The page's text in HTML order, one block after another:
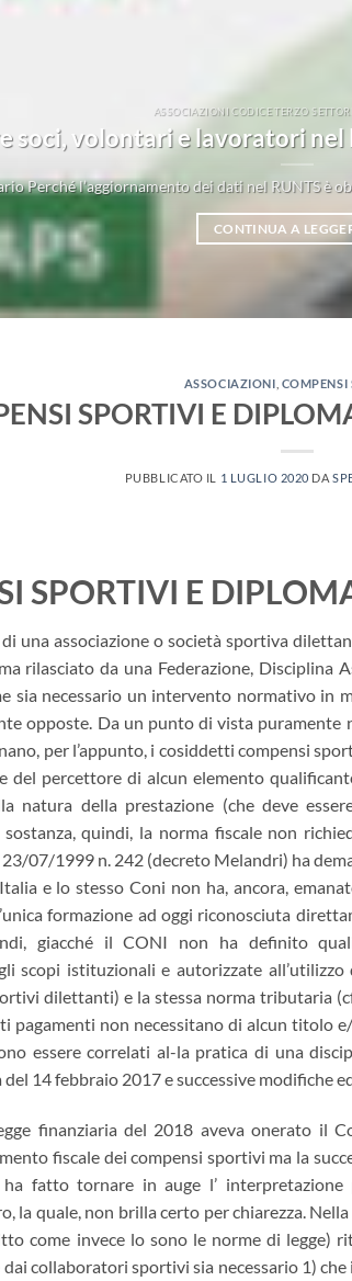
ASSOCIAZIONI CODICE TERZO
soci, volontari e lavoratori nel
Perché l’aggiornamento dei dati nel RUNTS è
CONTINUA A
ASSOCIAZIONI COMPENSI
SPORTIVI E
PUBBLICATO IL 1 LUGLIO 2020 DA
SPORTIVI E
una associazione o società sportiva
rilasciato da una Federazione, Disciplina
sia necessario un intervento normativo in
opposte. Da un punto di vista
per l’appunto, i cosiddetti compensi
del percettore di alcun elemento
natura della prestazione (che deve
quindi, la norma fiscale non
07/1999 n. 242 (decreto Melandri) ha
e lo stesso Coni non ha, ancora,
formazione ad oggi riconosciuta
giacché il CONI non ha definito
scopi istituzionali e autorizzate
dilettanti) e la stessa norma tributaria
pagamenti non necessitano di alcun titolo
essere correlati al-la pratica di una
14 febbraio 2017 e successive modifiche
finanziaria del 2018 aveva onerato il
fiscale dei compensi sportivi ma la
ha fatto tornare in auge l’
la quale, non brilla certo per chiarezza.
come invece lo sono le norme di legge)
collaboratori sportivi sia necessario 1)